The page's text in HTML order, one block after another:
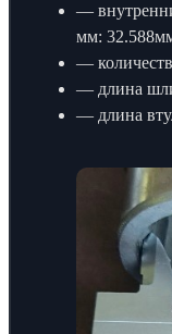
—
мм:
—
— длина
— длина